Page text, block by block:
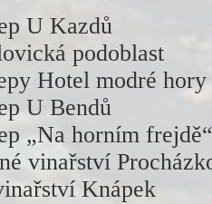
U Kazdů
podoblast
Hotel modré hory
U Bendů
„Na horním frejdě“
vinařství
Knápek